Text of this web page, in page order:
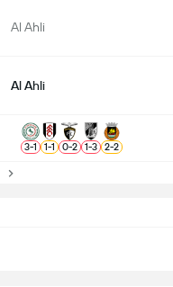
Al Ahli
Al Ahli
3-1 1-1 0-2 1-3 2-2